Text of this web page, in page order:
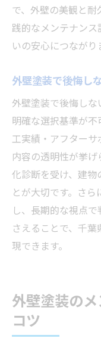
で、外壁の美観と
践的なメンテナン
いの安心につながり
外壁塗装で後悔し
外壁塗装で後悔し
明確な選択基準が
工実績・アフター
内容の透明性が挙
化診断を受け、建物
とが大切です。さ
し、長期的な視点
さえることで、千
現できます。
外壁塗装の
コツ